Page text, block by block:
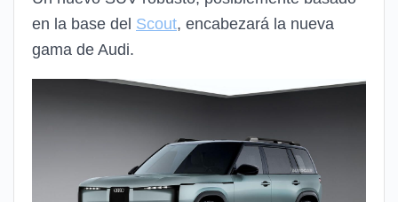
en la base del Scout, encabezará la nueva
gama de Audi.